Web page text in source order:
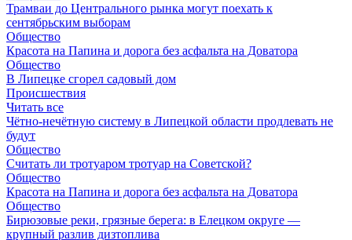
Трамваи до Центрального рынка могут поехать к
сентябрьским выборам
Общество
Красота на Папина и дорога без асфальта на Доватора
Общество
В Липецке сгорел садовый дом
Происшествия
Читать все
Чётно-нечётную систему в Липецкой области продлевать не
будут
Общество
Считать ли тротуаром тротуар на Советской?
Общество
Красота на Папина и дорога без асфальта на Доватора
Общество
Бирюзовые реки, грязные берега: в Елецком округе —
крупный разлив дизтоплива